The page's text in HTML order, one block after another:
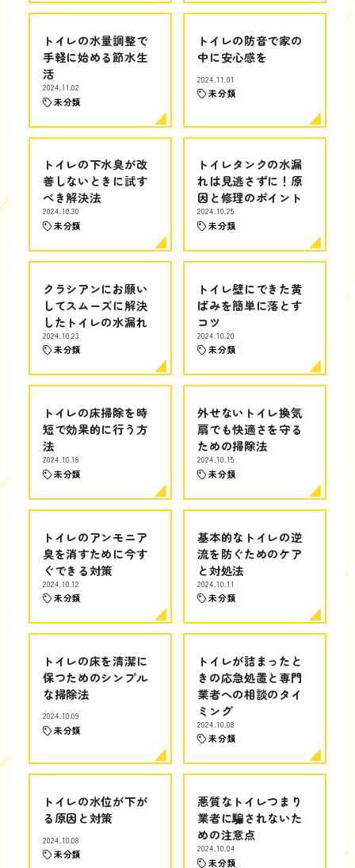
トイレの水量調整で
手軽に始める節水生
活
2024.11.02
未分類
トイレの防音で家の
中に安心感を
2024.11.01
未分類
トイレの下水臭が改
善しないときに試す
べき解決法
2024.10.30
未分類
トイレタンクの水漏
れは見逃さずに！原
因と修理のポイント
2024.10.25
未分類
クラシアンにお願い
してスムーズに解決
したトイレの水漏れ
2024.10.23
未分類
トイレ壁にできた黄
ばみを簡単に落とす
コツ
2024.10.20
未分類
トイレの床掃除を時
短で効果的に行う方
法
2024.10.18
未分類
外せないトイレ換気
扇でも快適さを守る
ための掃除法
2024.10.15
未分類
トイレのアンモニア
臭を消すために今す
ぐできる対策
2024.10.12
未分類
基本的なトイレの逆
流を防ぐためのケア
と対処法
2024.10.11
未分類
トイレの床を清潔に
保つためのシンプル
な掃除法
2024.10.09
未分類
トイレが詰まったと
きの応急処置と専門
業者への相談のタイ
ミング
2024.10.08
未分類
トイレの水位が下が
る原因と対策
2024.10.08
未分類
悪質なトイレつまり
業者に騙されないた
めの注意点
2024.10.04
未分類